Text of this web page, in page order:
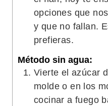
opciones que
y que no fallan.
prefieras.
Método sin agua:
Vierte el azúcar
molde o en los
cocinar a fuego